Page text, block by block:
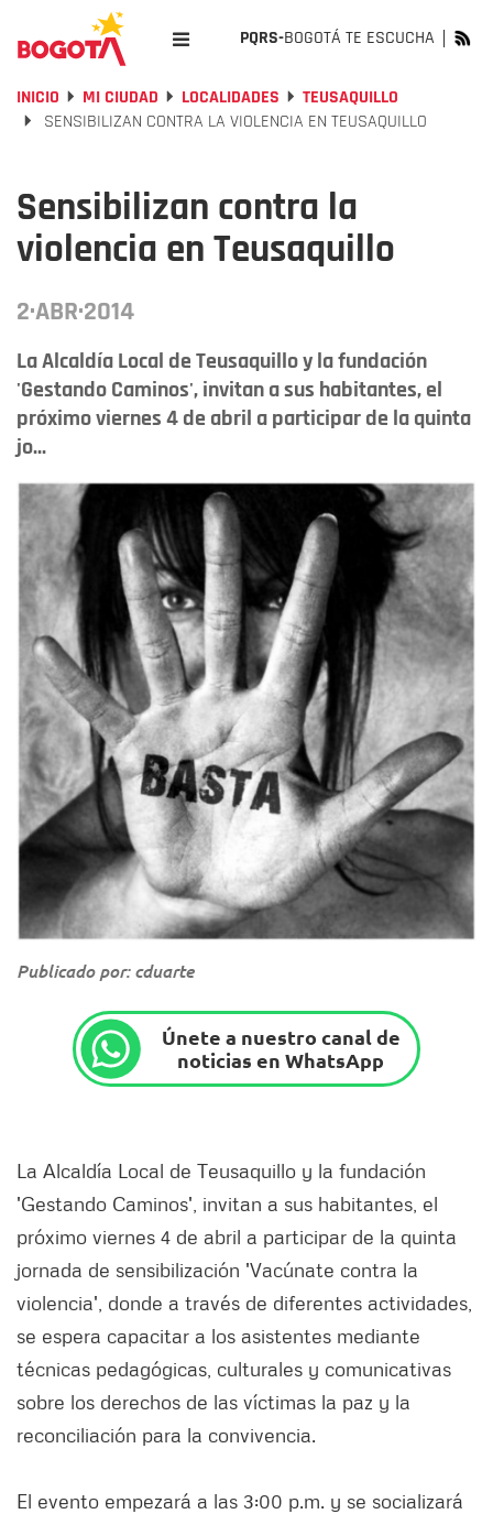
PQRS-BOGOTÁ TE ESCUCHA
INICIO MI CIUDAD LOCALIDADES
TEUSAQUILLO
SENSIBILIZAN CONTRA LA VIOLENCIA EN TEUSAQUILLO
Sensibilizan contra la
violencia en Teusaquillo
2·ABR·2014
La Alcaldía Local de Teusaquillo y la fundación
'Gestando Caminos', invitan a sus habitantes, el
próximo viernes 4 de abril a participar de la quinta
jo...
Publicado por: cduarte
Únete a nuestro canal de
noticias en WhatsApp
La Alcaldía Local de Teusaquillo y la fundación
'Gestando Caminos', invitan a sus habitantes, el
próximo viernes 4 de abril a participar de la quinta
jornada de sensibilización 'Vacúnate contra la
violencia', donde a través de diferentes actividades,
se espera capacitar a los asistentes mediante
técnicas pedagógicas, culturales y comunicativas
sobre los derechos de las víctimas la paz y la
reconciliación para la convivencia.
El evento empezará a las 3:00 p.m. y se socializará